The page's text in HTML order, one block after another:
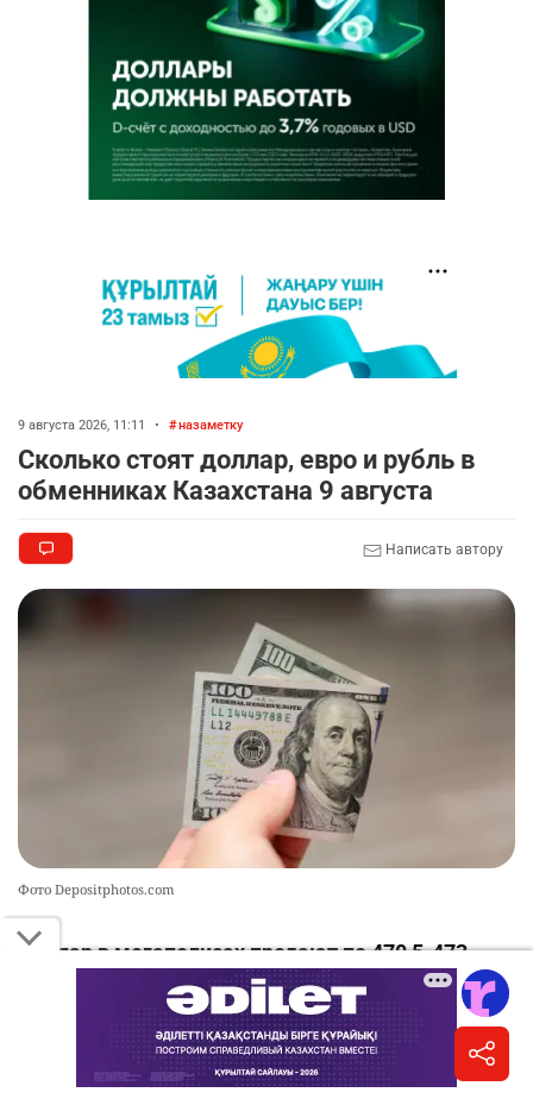
9 августа 2026, 11:11 • назаметку
Сколько стоят доллар, евро и рубль в
обменниках Казахстана 9 августа
Написать автору
Фото Depositphotos.com
Доллар в мегаполисах продают по 470,5-473
Сколько стоит иностранная валюта в обменниках
Казахстана 9 августа, сообщаетKurs.kz